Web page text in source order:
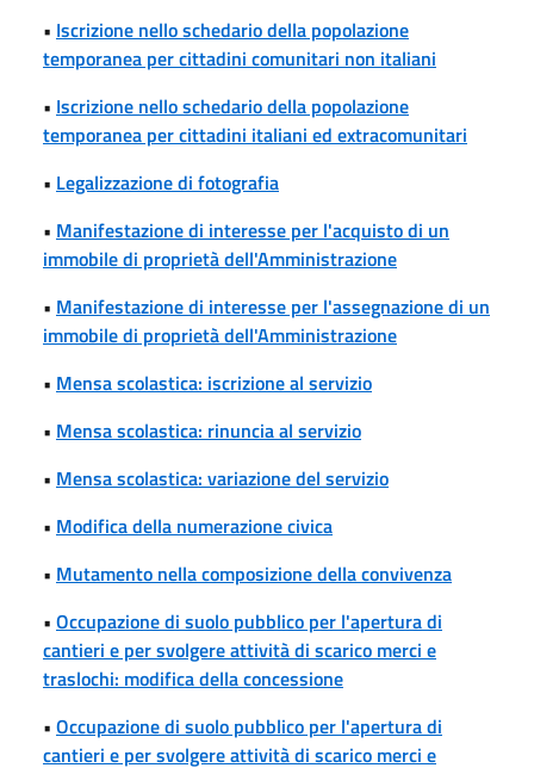
• Iscrizione nello schedario della popolazione
temporanea per cittadini comunitari non italiani
• Iscrizione nello schedario della popolazione
temporanea per cittadini italiani ed extracomunitari
• Legalizzazione di fotografia
• Manifestazione di interesse per l'acquisto di un
immobile di proprietà dell'Amministrazione
• Manifestazione di interesse per l'assegnazione di un
immobile di proprietà dell'Amministrazione
• Mensa scolastica: iscrizione al servizio
• Mensa scolastica: rinuncia al servizio
• Mensa scolastica: variazione del servizio
• Modifica della numerazione civica
• Mutamento nella composizione della convivenza
• Occupazione di suolo pubblico per l'apertura di
cantieri e per svolgere attività di scarico merci e
traslochi: modifica della concessione
• Occupazione di suolo pubblico per l'apertura di
cantieri e per svolgere attività di scarico merci e